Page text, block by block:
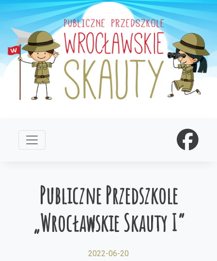
Publiczne Przedszkole
„Wrocławskie Skauty I”
2022-06-20